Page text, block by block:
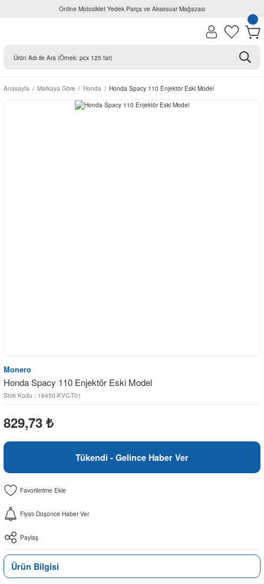
Online Motosiklet Yedek Parça ve Aksesuar Mağazası
Anasayfa Markaya Göre Honda Honda Spacy 110 Enjektör Eski Model
Monero
Honda Spacy 110 Enjektör Eski Model
Stok Kodu : 16450-KVC-T01
829,73 ₺
Tükendi - Gelince Haber Ver
Fiyatı Düşünce Haber Ver
Paylaş
Ürün Bilgisi